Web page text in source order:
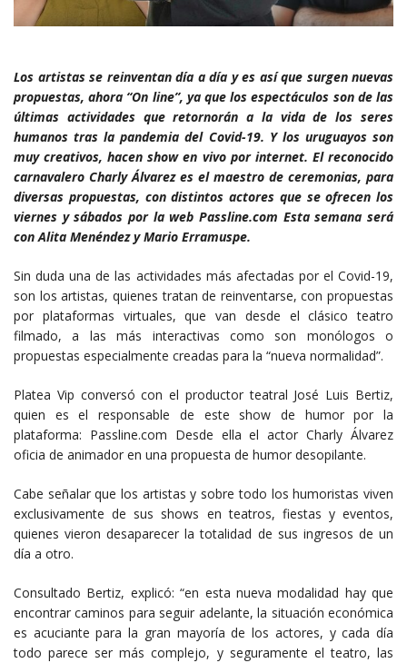
Los artistas se reinventan día a día y es así que surgen nuevas
propuestas, ahora “On line”, ya que los espectáculos son de las
últimas actividades que retornorán a la vida de los seres
humanos tras la pandemia del Covid-19. Y los uruguayos son
muy creativos, hacen show en vivo por internet. El reconocido
carnavalero Charly Álvarez es el maestro de ceremonias, para
diversas propuestas, con distintos actores que se ofrecen los
viernes y sábados por la web Passline.com Esta semana será
con Alita Menéndez y Mario Erramuspe.
Sin duda una de las actividades más afectadas por el Covid-19,
son los artistas, quienes tratan de reinventarse, con propuestas
por plataformas virtuales, que van desde el clásico teatro
filmado, a las más interactivas como son monólogos o
propuestas especialmente creadas para la “nueva normalidad”.
Platea Vip conversó con el productor teatral José Luis Bertiz,
quien es el responsable de este show de humor por la
plataforma: Passline.com Desde ella el actor Charly Álvarez
oficia de animador en una propuesta de humor desopilante.
Cabe señalar que los artistas y sobre todo los humoristas viven
exclusivamente de sus shows en teatros, fiestas y eventos,
quienes vieron desaparecer la totalidad de sus ingresos de un
día a otro.
Consultado Bertiz, explicó: “en esta nueva modalidad hay que
encontrar caminos para seguir adelante, la situación económica
es acuciante para la gran mayoría de los actores, y cada día
todo parece ser más complejo, y seguramente el teatro, las